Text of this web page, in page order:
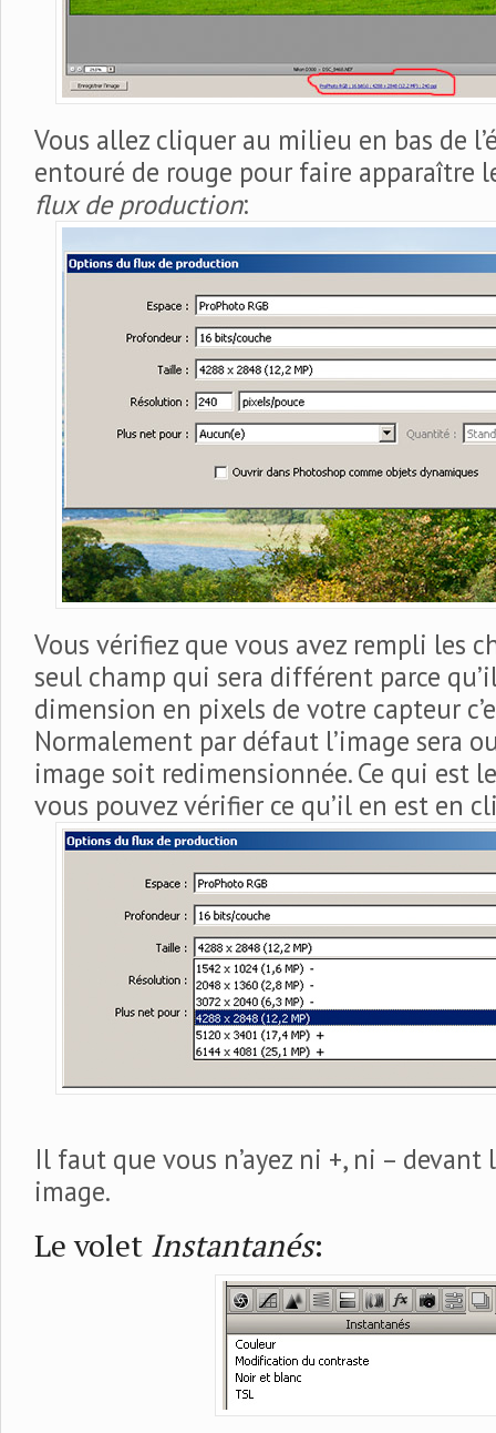
Vous allez cliquer au milieu en bas de
entouré de rouge pour faire apparaître
flux de production:
Vous vérifiez que vous avez rempli les
seul champ qui sera différent parce
dimension en pixels de votre capteur
Normalement par défaut l’image sera
image soit redimensionnée. Ce qui est
vous pouvez vérifier ce qu’il en est en
Il faut que vous n’ayez ni +, ni –
image.
Le volet Instantanés: